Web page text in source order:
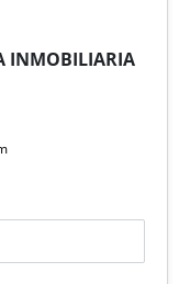
INMOBILIARIA